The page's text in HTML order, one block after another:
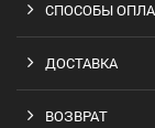
СПОСОБЫ
ДОСТАВКА
ВОЗВРАТ